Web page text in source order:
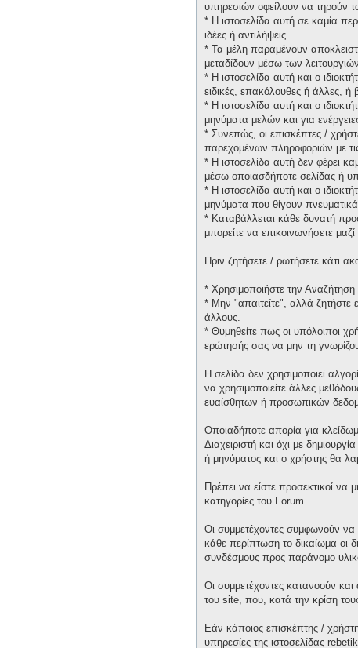
υπηρεσιών οφείλουν να τηρούν
* H ιστοσελίδα αυτή σε καμία
ιδέες ή αντιλήψεις.
* Τα μέλη παραμένουν
μεταδίδουν μέσω των
* H ιστοσελίδα αυτή και ο
ειδικές, επακόλουθες ή άλλες,
* H ιστοσελίδα αυτή και ο
μηνύματα μελών και για
* Συνεπώς, οι επισκέπτες /
παρεχομένων πληροφοριών με
* H ιστοσελίδα αυτή δεν φέρει
μέσω οποιασδήποτε σελίδας ή
* H ιστοσελίδα αυτή και ο
μηνύματα που θίγουν
* Καταβάλλεται κάθε δυνατή
μπορείτε να επικοινωνήσετε
Πριν ζητήσετε / ρωτήσετε κάτι
* Χρησιμοποιήστε την
* Μην "απαιτείτε", αλλά ζητήστε
άλλους.
* Θυμηθείτε πως οι υπόλοιποι
ερώτησής σας να μην τη
Η σελίδα δεν χρησιμοποιεί
να χρησιμοποιείτε άλλες
ευαίσθητων ή προσωπικών
Οποιαδήποτε απορία για
Διαχειριστή και όχι με
ή μηνύματος και ο χρήστης θα
Πρέπει να είστε προσεκτικοί να
κατηγορίες του Forum.
Οι συμμετέχοντες συμφωνούν να
κάθε περίπτωση το δικαίωμα οι
συνδέσμους προς παράνομο
Οι συμμετέχοντες κατανοούν και
του site, που, κατά την κρίση
Εάν κάποιος επισκέπτης /
υπηρεσίες της ιστοσελίδας